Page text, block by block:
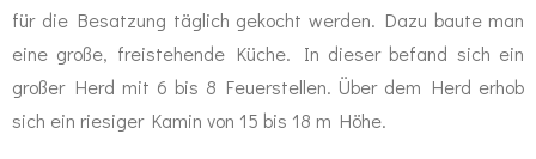
für die Besatzung täglich gekocht werden. Dazu baute man
eine große, freistehende Küche. In dieser befand sich ein
großer Herd mit 6 bis 8 Feuerstellen. Über dem Herd erhob
sich ein riesiger Kamin von 15 bis 18 m Höhe.